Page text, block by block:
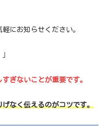
にお知らせください。
ぎないことが重要です。
なく伝えるのがコツです。